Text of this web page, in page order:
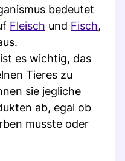
bedeutet
Fleisch und Fisch,
es wichtig, das
Tieres zu
sie jegliche
ab, egal ob
musste oder